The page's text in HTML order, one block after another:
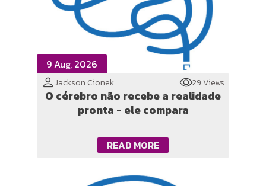
9 Aug, 2026
Jackson Cionek 29 Views
O cérebro não recebe a realidade
pronta - ele compara
READ MORE